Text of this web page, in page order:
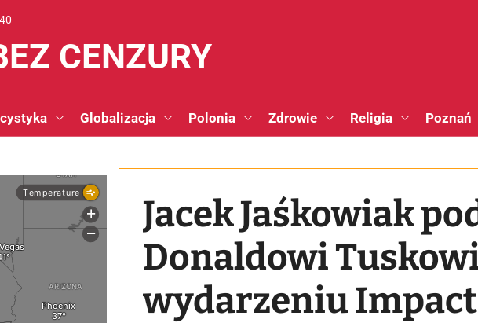
41
CENZURY
Globalizacja Polonia Zdrowie Religia Poznań
Jacek Jaśkowiak
Donaldowi
wydarzeniu Impact